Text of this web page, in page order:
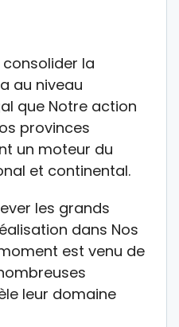
la
au niveau
que Notre action
provinces
un moteur du
et continental.
les grands
dans Nos
est venu de
leur domaine